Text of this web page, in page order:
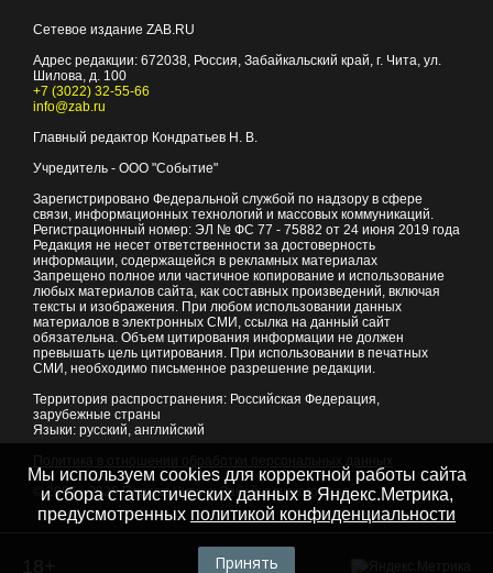
Сетевое издание ZAB.RU
Адрес редакции: 672038, Россия, Забайкальский край, г. Чита, ул.
Шилова, д. 100
+7 (3022) 32-55-66
info@zab.ru
Главный редактор Кондратьев Н. В.
Учредитель - ООО "Событие"
Зарегистрировано Федеральной службой по надзору в сфере
связи, информационных технологий и массовых коммуникаций.
Регистрационный номер: ЭЛ № ФС 77 - 75882 от 24 июня 2019 года
Редакция не несет ответственности за достоверность
информации, содержащейся в рекламных материалах
Запрещено полное или частичное копирование и использование
любых материалов сайта, как составных произведений, включая
тексты и изображения. При любом использовании данных
материалов в электронных СМИ, ссылка на данный сайт
обязательна. Объем цитирования информации не должен
превышать цель цитирования. При использовании в печатных
СМИ, необходимо письменное разрешение редакции.
Территория распространения: Российская Федерация,
зарубежные страны
Языки: русский, английский
© 2007 - 2026Портал Читы и Забайкальского края
Мы используем cookies для корректной работы сайта
и сбора статистических данных в Яндекс.Метрика,
предусмотренных политикой конфиденциальности
Принять